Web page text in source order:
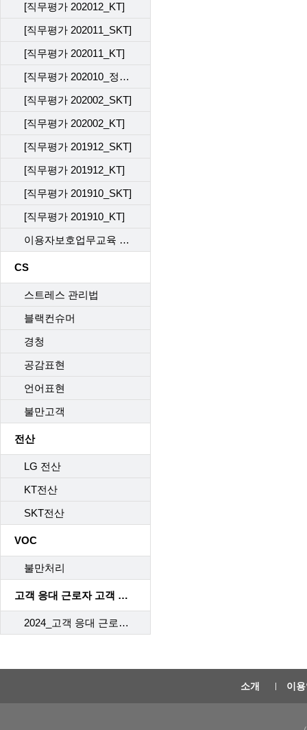
[직무평가 202012_KT]
[직무평가 202011_SKT]
[직무평가 202011_KT]
[직무평가 202010_정기평가 전산 테스트]
[직무평가 202002_SKT]
[직무평가 202002_KT]
[직무평가 201912_SKT]
[직무평가 201912_KT]
[직무평가 201910_SKT]
[직무평가 201910_KT]
이용자보호업무교육 사후관리 직무평가 202302_KT
CS
스트레스 관리법
블랙컨슈머
경청
공감표현
언어표현
불만고객
전산
LG 전산
KT전산
SKT전산
VOC
불만처리
고객 응대 근로자 고객 응대 매뉴얼
2024_고객 응대 근로자 고객 응대 매뉴얼
소개 이